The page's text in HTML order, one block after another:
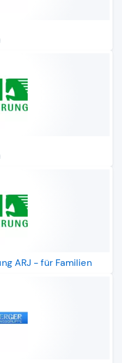
ARJ - für Familien